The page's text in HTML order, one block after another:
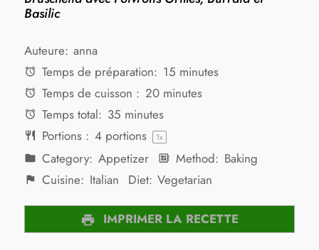
Basilic
Auteure: anna
Temps de préparation: 15 minutes
Temps de cuisson : 20 minutes
Temps total: 35 minutes
Portions : 4portions 1x
Category: Appetizer Method: Baking
Cuisine: Italian Diet: Vegetarian
IMPRIMER LA RECETTE